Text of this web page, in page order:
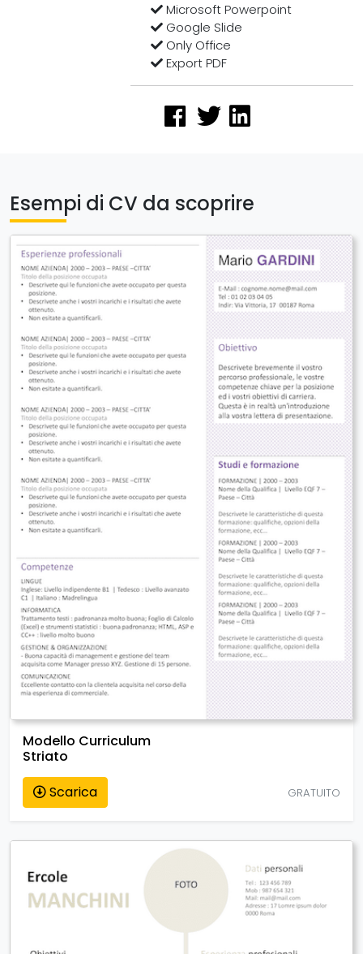
Microsoft Powerpoint
Google Slide
Only Office
Export PDF
Esempi di CV da scoprire
Modello Curriculum
Striato
Scarica
GRATUITO